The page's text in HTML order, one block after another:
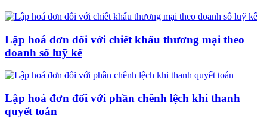
Lập hoá đơn đối với chiết khấu thương mại theo
doanh số luỹ kế
Lập hoá đơn đối với phần chênh lệch khi thanh
quyết toán